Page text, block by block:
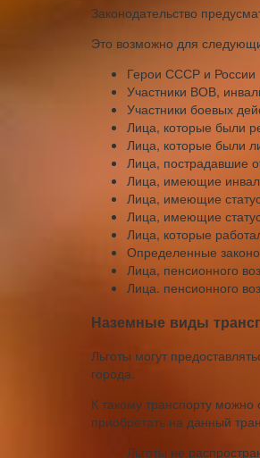
Законодательство
Это возможно для
Герои СССР и России
Участники ВОВ,
Участники боевых
Лица, которые были
Лица, которые были
Лица, пострадавшие
Лица, имеющие
Лица, имеющие
Лица, имеющие
Лица, которые
Определенные
Лица, пенсионного
Лица. пенсионного
Наземные виды
Льготы могут
города.
К такому транспорту
приобретать на данный
Льготы не